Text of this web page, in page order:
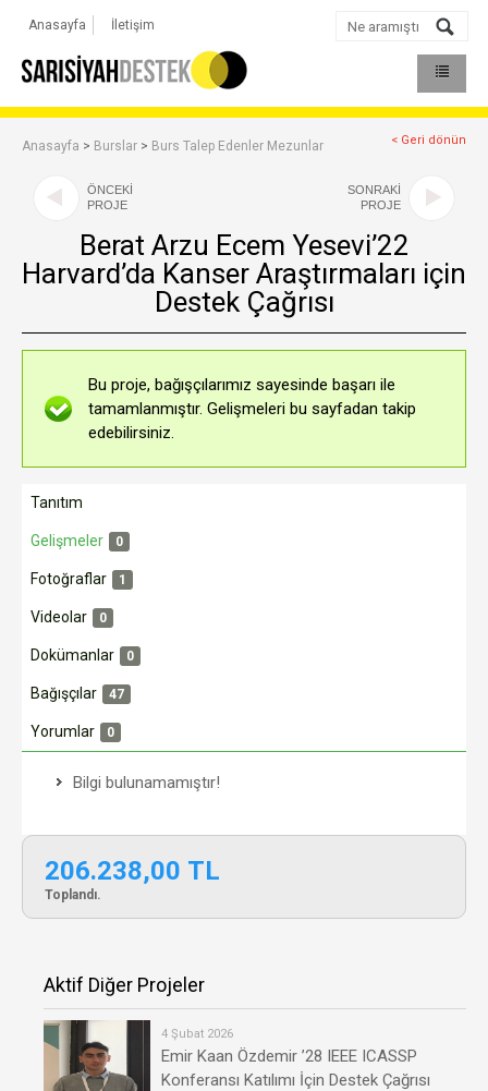
Anasayfa İletişim
Anasayfa > Burslar > Burs Talep Edenler Mezunlar < Geri dönün
ÖNCEKİ
PROJE
Berat Arzu Ecem Yesevi’22
Harvard’da Kanser Araştırmaları için
Destek Çağrısı
SONRAKİ
PROJE
Bu proje, bağışçılarımız sayesinde başarı ile
tamamlanmıştır. Gelişmeleri bu sayfadan takip
edebilirsiniz.
Tanıtım
Gelişmeler 0
Fotoğraflar 1
Videolar 0
Dokümanlar 0
Bağışçılar 47
Yorumlar 0
Bilgi bulunamamıştır!
206.238,00 TL
Toplandı.
Aktif Diğer Projeler
4 Şubat 2026
Emir Kaan Özdemir ’28 IEEE ICASSP
Konferansı Katılımı İçin Destek Çağrısı